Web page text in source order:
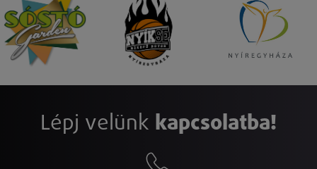
Lépj velünk kapcsolatba!